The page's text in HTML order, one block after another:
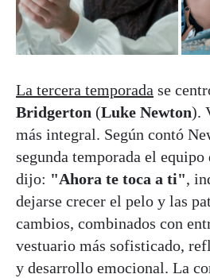
La tercera temporada se
Bridgerton (Luke Newton).
más integral. Según contó
segunda temporada el
dijo: "Ahora te toca a ti",
dejarse crecer el pelo y las
cambios, combinados con
vestuario más sofisticado,
y desarrollo emocional. La